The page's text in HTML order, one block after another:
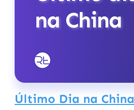
Último Dia na China